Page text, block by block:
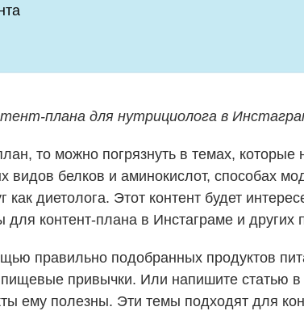
плана для нутрициолога в
то можно погрязнуть в темах,
видов белков и аминокислот, способах
диетолога. Этот контент будет
контент-плана в Инстаграме и других
правильно подобранных продуктов
привычки. Или напишите статью в
ему полезны. Эти темы подходят для